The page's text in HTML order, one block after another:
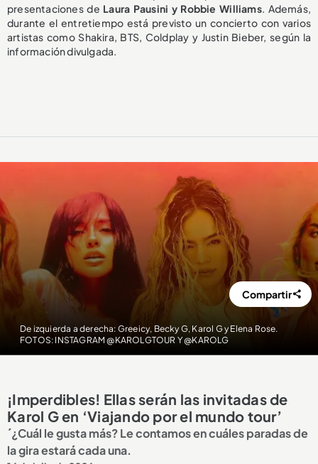
presentaciones de Laura Pausini y Robbie Williams. Además,
durante el entretiempo está previsto un concierto con varios
artistas como Shakira, BTS, Coldplay y Justin Bieber, según la
información divulgada.
De izquierda a derecha: Greeicy, Becky G, Karol G y Elena Rose.
FOTOS: INSTAGRAM @KAROLGTOUR Y @KAROLG
Compartir
¡Imperdibles! Ellas serán las invitadas de
Karol G en ‘Viajando por el mundo tour’
´¿Cuál le gusta más? Le contamos en cuáles paradas de
la gira estará cada una.